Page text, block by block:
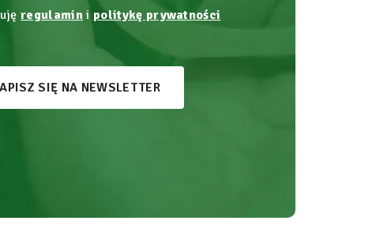
regulamin i politykę prywatności
SIĘ NA NEWSLETTER